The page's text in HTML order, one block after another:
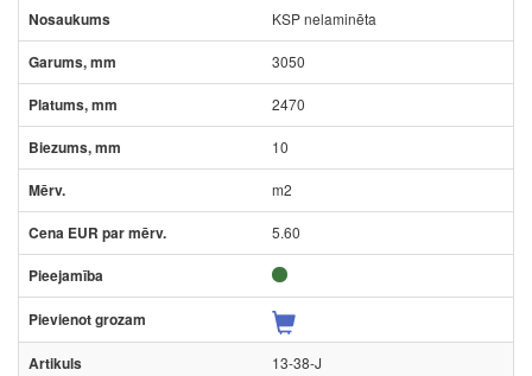
KSP nelaminēta
3050
2470
10
m2
5.60
13-38-J